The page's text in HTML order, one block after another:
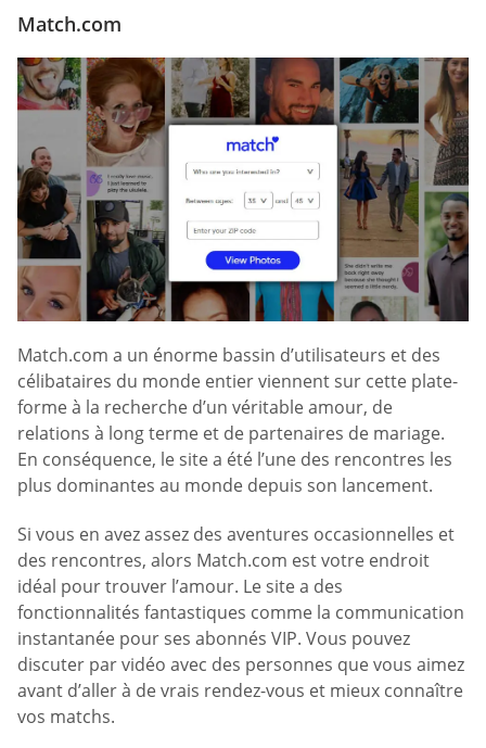
Match.com
Match.com a un énorme bassin d’utilisateurs et des
célibataires du monde entier viennent sur cette plate-
forme à la recherche d’un véritable amour, de
relations à long terme et de partenaires de mariage.
En conséquence, le site a été l’une des rencontres les
plus dominantes au monde depuis son lancement.
Si vous en avez assez des aventures occasionnelles et
des rencontres, alors Match.com est votre endroit
idéal pour trouver l’amour. Le site a des
fonctionnalités fantastiques comme la communication
instantanée pour ses abonnés VIP. Vous pouvez
discuter par vidéo avec des personnes que vous aimez
avant d’aller à de vrais rendez-vous et mieux connaître
vos matchs.